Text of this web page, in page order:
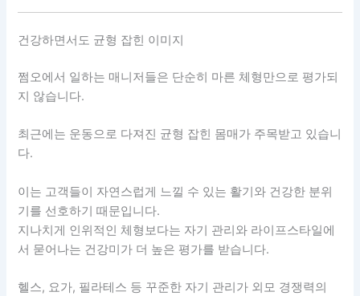
건강하면서도 균형 잡힌 이미지
쩜오에서 일하는 매니저들은 단순히 마른 체형만으로 평가되
지 않습니다.
최근에는 운동으로 다져진 균형 잡힌 몸매가 주목받고 있습니
다.
이는 고객들이 자연스럽게 느낄 수 있는 활기와 건강한 분위
기를 선호하기 때문입니다.
지나치게 인위적인 체형보다는 자기 관리와 라이프스타일에
서 묻어나는 건강미가 더 높은 평가를 받습니다.
헬스, 요가, 필라테스 등 꾸준한 자기 관리가 외모 경쟁력의